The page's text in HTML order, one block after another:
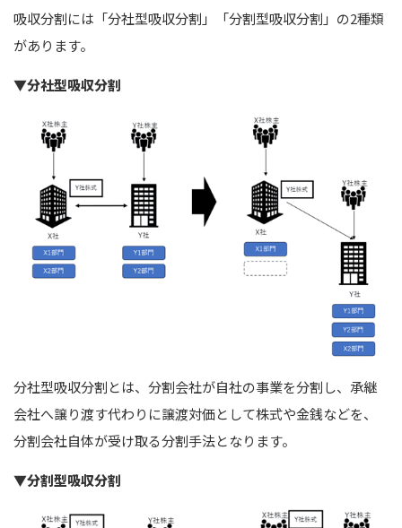
吸収分割には「分社型吸収分割」「分割型吸収分割」の2種類
があります。
▼分社型吸収分割
分社型吸収分割とは、分割会社が自社の事業を分割し、承継
会社へ譲り渡す代わりに譲渡対価として株式や金銭などを、
分割会社自体が受け取る分割手法となります。
▼分割型吸収分割